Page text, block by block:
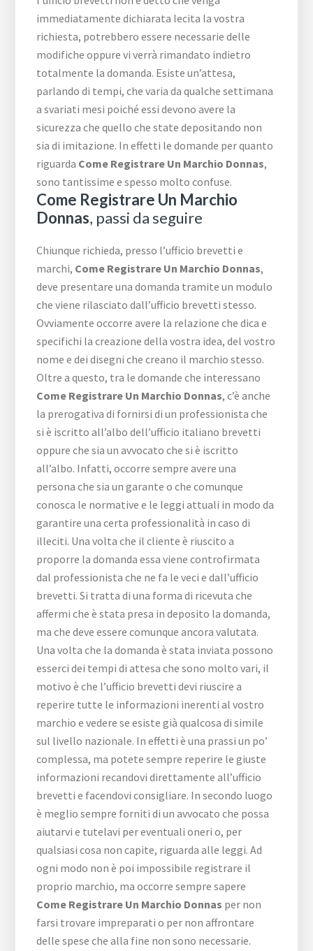
immediatamente dichiarata lecita la vostra
richiesta, potrebbero essere necessarie delle
modifiche oppure vi verrà rimandato indietro
totalmente la domanda. Esiste un’attesa,
parlando di tempi, che varia da qualche settimana
a svariati mesi poiché essi devono avere la
sicurezza che quello che state depositando non
sia di imitazione. In effetti le domande per quanto
riguarda Come Registrare Un Marchio Donnas,
sono tantissime e spesso molto confuse.
Come Registrare Un Marchio
Donnas, passi da seguire
Chiunque richieda, presso l’ufficio brevetti e
marchi, Come Registrare Un Marchio Donnas,
deve presentare una domanda tramite un modulo
che viene rilasciato dall’ufficio brevetti stesso.
Ovviamente occorre avere la relazione che dica e
specifichi la creazione della vostra idea, del vostro
nome e dei disegni che creano il marchio stesso.
Oltre a questo, tra le domande che interessano
Come Registrare Un Marchio Donnas, c’è anche
la prerogativa di fornirsi di un professionista che
si è iscritto all’albo dell’ufficio italiano brevetti
oppure che sia un avvocato che si è iscritto
all’albo. Infatti, occorre sempre avere una
persona che sia un garante o che comunque
conosca le normative e le leggi attuali in modo da
garantire una certa professionalità in caso di
illeciti. Una volta che il cliente è riuscito a
proporre la domanda essa viene controfirmata
dal professionista che ne fa le veci e dall’ufficio
brevetti. Si tratta di una forma di ricevuta che
affermi che è stata presa in deposito la domanda,
ma che deve essere comunque ancora valutata.
Una volta che la domanda è stata inviata possono
esserci dei tempi di attesa che sono molto vari, il
motivo è che l’ufficio brevetti devi riuscire a
reperire tutte le informazioni inerenti al vostro
marchio e vedere se esiste già qualcosa di simile
sul livello nazionale. In effetti è una prassi un po’
complessa, ma potete sempre reperire le giuste
informazioni recandovi direttamente all’ufficio
brevetti e facendovi consigliare. In secondo luogo
è meglio sempre forniti di un avvocato che possa
aiutarvi e tutelavi per eventuali oneri o, per
qualsiasi cosa non capite, riguarda alle leggi. Ad
ogni modo non è poi impossibile registrare il
proprio marchio, ma occorre sempre sapere
Come Registrare Un Marchio Donnas per non
farsi trovare impreparati o per non affrontare
delle spese che alla fine non sono necessarie.